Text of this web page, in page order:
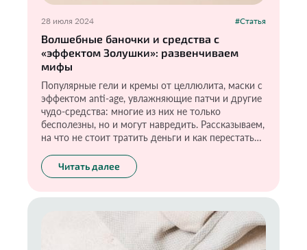
28 июля 2024 #Статья
Волшебные баночки и средства с
«эффектом Золушки»: развенчиваем
мифы
Популярные гели и кремы от целлюлита, маски с
эффектом anti-age, увлажняющие патчи и другие
чудо-средства: многие из них не только
бесполезны, но и могут навредить. Рассказываем,
на что не стоит тратить деньги и как перестать
преображении.
Читать далее